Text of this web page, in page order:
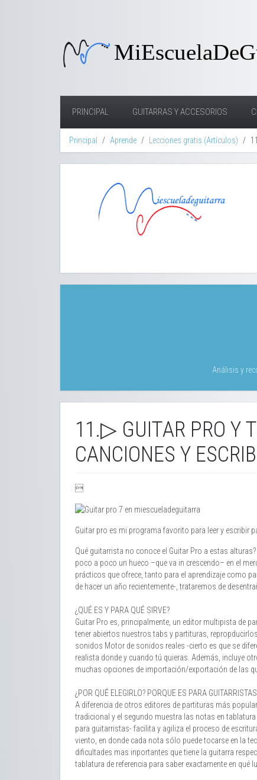
PRINCIPAL GUITARRAS Y ACCESORIOS
Principal Aprende Lecciones gratis (Artículos)
Análisis y
11.▷ GUITAR PRO Y
CANCIONES Y

Guitar pro es mi programa favorito para leer y escribir
Qué guitarrista no conoce el Guitar Pro a estas
poco a poco un hueco –que va in crescendo– en el
prácticos que ofrece, tanto para el aprendizaje como
de hacer un año recientemente-, trataremos de
¿QUÉ ES Y PARA QUÉ SIRVE?
Guitar Pro es, principalmente, un editor multipista de
tener abiertos nuestros tabs y partituras,
sonidos Motor de sonidos reales -cierto es que se
realista donde y cuando tú quieras. Además, incluye
muchas opciones de importación/exportación de las
¿POR QUÉ ELEGIRLO? PORQUE ES PARA GUITARRISTAS
A diferencia de otros editores de partituras más
tradicional y el segundo muestra las notas en
para guitarristas- facilita y agiliza el proceso de
viento, en donde cada nota sólo puede tocarse en la
dificultades mas inportantes que tiene la guitarra
tablatura de referencia para saber exactamente en